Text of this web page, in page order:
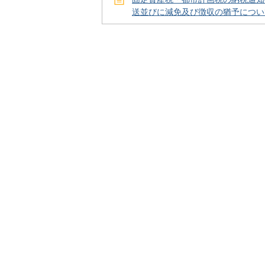
送並びに減免及び徴収の猶予につ